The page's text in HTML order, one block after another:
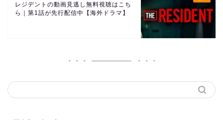
レジデントの動画見逃し無料視聴はこち
ら｜第1話が先行配信中【海外ドラマ】